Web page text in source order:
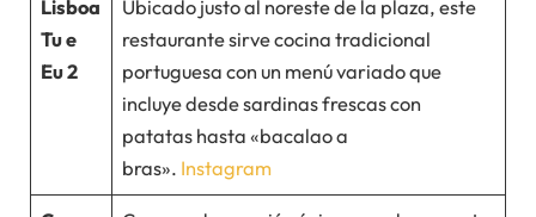
Lisboa
Tu e
Eu 2
Ubicado justo al noreste de la plaza, este
restaurante sirve cocina tradicional
portuguesa con un menú variado que
incluye desde sardinas frescas con
patatas hasta «bacalao a
bras». Instagram